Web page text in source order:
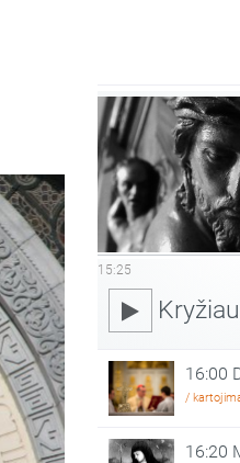
15:25
16:00
/
16:20